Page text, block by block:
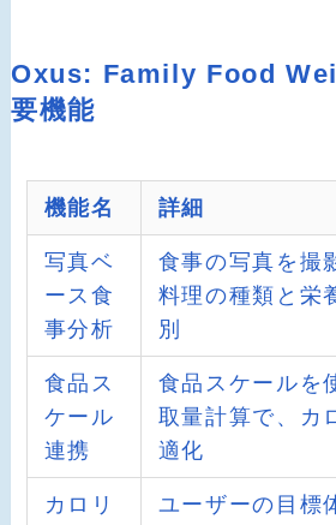
Oxus: Family Food
要機能
機能名 詳細
写真ベ
ース食
事分析
食事の写真を撮
料理の種類と栄
別
食品ス
ケール
連携
食品スケールを
取量計算で、カ
適化
カロリ
ユーザーの目標